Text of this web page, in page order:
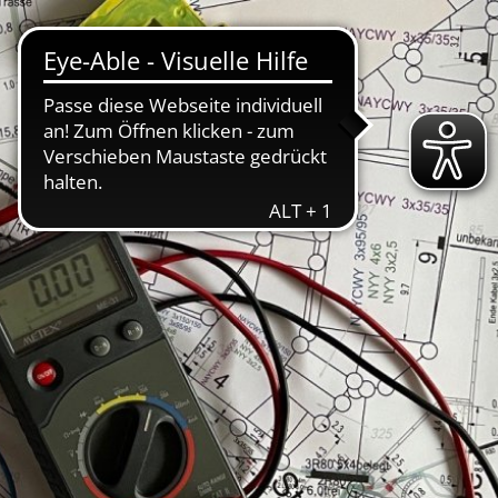
Ankündigung der vorübergehenden
Schlitzerländer Burgenbad startet am 09. Mai 2025
Neuregelungen zu An-, Ab- und Ummeldung von
Schwimmkurse im Burgenbad in neuen Händen-1
für Deutschland
Grundversorgung
ABWASSER
Abwassergebühren
Gruben / Kleinkläranlagen
BAUHOF FREIBAD
info@stadtwerke-schlitz.de